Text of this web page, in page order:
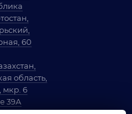
60
область,
мкр. 6
39А